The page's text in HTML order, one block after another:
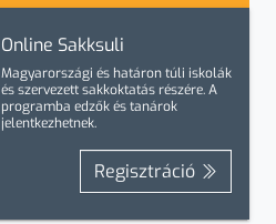
Online Sakksuli
Magyarországi és határon túli iskolák
és szervezett sakkoktatás részére. A
programba edzőkéstanárok
jelentkezhetnek.
Regisztráció